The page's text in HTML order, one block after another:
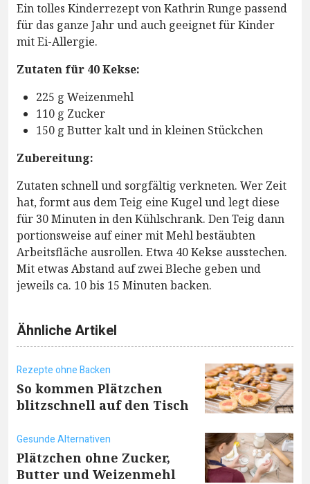
Ein tolles Kinderrezept von Kathrin Runge passend
für das ganze Jahr und auch geeignet für Kinder
mit Ei-Allergie.
Zutaten für 40 Kekse:
225 g Weizenmehl
110 g Zucker
150 g Butter kalt und in kleinen Stückchen
Zubereitung:
Zutaten schnell und sorgfältig verkneten. Wer Zeit
hat, formt aus dem Teig eine Kugel und legt diese
für 30 Minuten in den Kühlschrank. Den Teig dann
portionsweise auf einer mit Mehl bestäubten
Arbeitsfläche ausrollen. Etwa 40 Kekse ausstechen.
Mit etwas Abstand auf zwei Bleche geben und
jeweils ca. 10 bis 15 Minuten backen.
Ähnliche Artikel
Rezepte ohne Backen
So kommen Plätzchen
blitzschnell auf den Tisch
Gesunde Alternativen
Plätzchen ohne Zucker,
Butter und Weizenmehl